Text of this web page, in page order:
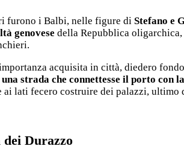
furono i Balbi, nelle figure diStefano e
genovese della Repubblica
acquisita in città, diedero
strada che connettesse il porto con
ai lati fecero costruire dei palazzi,
Durazzo